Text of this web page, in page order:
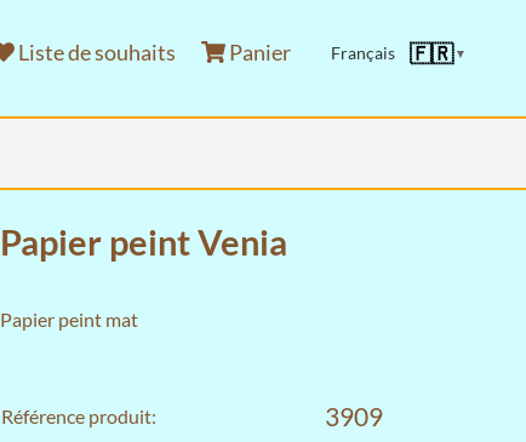
Liste de souhaits Panier Français 🇫🇷▼
Papier peint Venia
Papier peint mat
Référence produit: 3909